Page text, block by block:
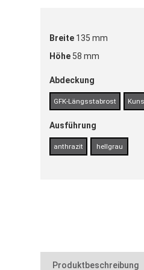
Abdeckung
GFK-Längsstabrost
Ausführung
anthrazit hellgrau
Breite 135 mm
Höhe 58 mm
Produktbeschreibung